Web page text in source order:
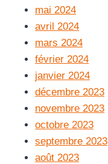
mai 2024
avril 2024
mars 2024
février 2024
janvier 2024
décembre 2023
novembre 2023
octobre 2023
septembre 2023
août 2023